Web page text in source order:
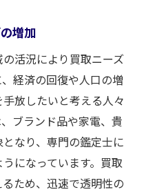
増加
活況により買取ニーズ
経済の回復や人口の増
放したいと考える人々
ブランド品や家電、貴
なり、専門の鑑定士に
になっています。買取
ため、迅速で透明性の